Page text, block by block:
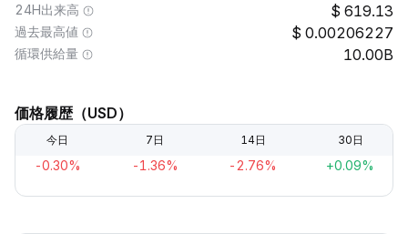
24H出来高 619.13
過去最高値 0.00206227
循環供給量 10.00B
価格履歴（USD）
今日 7日 14日 30日
-0.30% -1.36% -2.76% +0.09%